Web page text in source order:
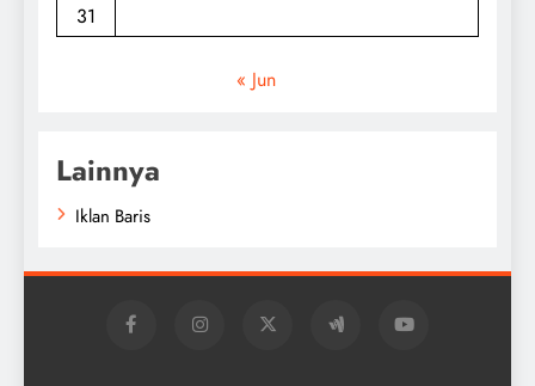
31
« Jun
Lainnya
Iklan Baris